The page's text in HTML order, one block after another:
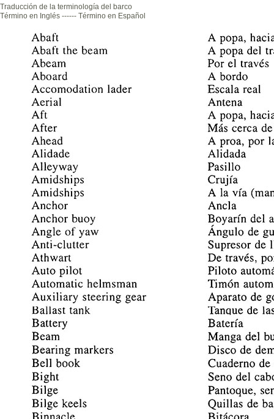
Traducción de la terminología del barco
Término en Inglés ------ Término en Español